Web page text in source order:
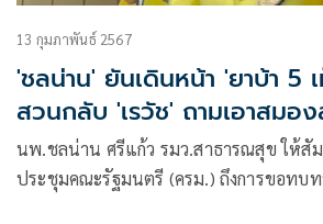
13 กุมภาพันธ์ 2567
'ชลน่าน' ยันเดินหน้า 'ยาบ้า 5
สวนกลับ 'เรวัช' ถามเอาสมอ
นพ.ชลน่าน ศรีแก้ว รมว.สาธารณสุข ให้สั
ประชุมคณะรัฐมนตรี (ครม.) ถึงการขอทบ